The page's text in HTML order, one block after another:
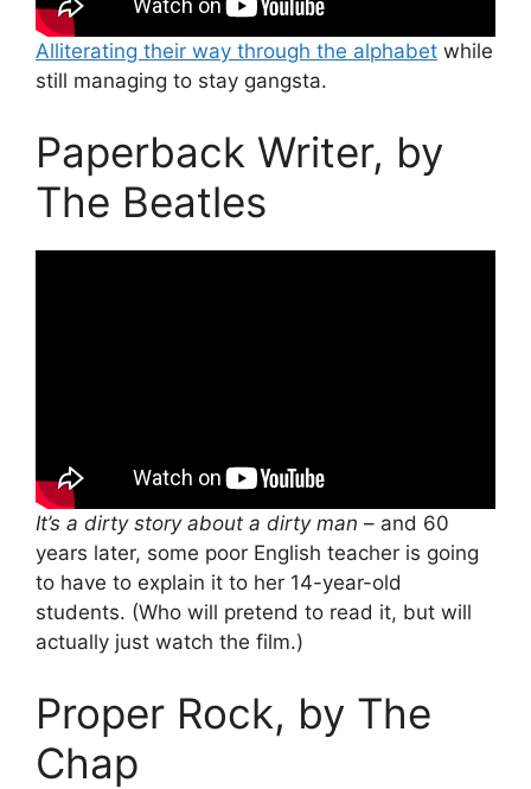
Alliterating their way through the alphabet while
still managing to stay gangsta.
Paperback Writer, by
The Beatles
It’s a dirty story about a dirty man – and 60
years later, some poor English teacher is going
to have to explain it to her 14-year-old
students. (Who will pretend to read it, but will
actually just watch the film.)
Proper Rock, by The
Chap